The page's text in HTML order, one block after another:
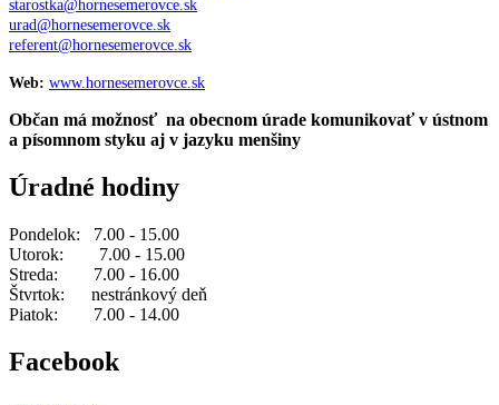
starostka@hornesemerovce.sk
urad@hornesemerovce.sk
referent@hornesemerovce.sk
Web: www.hornesemerovce.sk
Občan má možnosť na obecnom úrade komunikovať v ústnom
a písomnom styku aj v jazyku menšiny
Úradné hodiny
Pondelok: 7.00 - 15.00
Utorok: 7.00 - 15.00
Streda: 7.00 - 16.00
Štvrtok: nestránkový deň
Piatok: 7.00 - 14.00
Facebook